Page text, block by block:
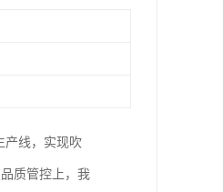
产线，实现吹
质管控上，我